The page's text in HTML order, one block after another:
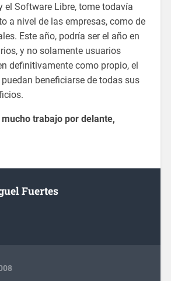
el Software Libre, tome todavía
a nivel de las empresas, como de
Este año, podría ser el año en
y no solamente usuarios
definitivamente como propio, el
beneficiarse de todas sus
trabajo por delante,
Fuertes